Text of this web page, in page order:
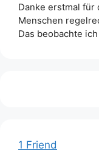
Danke erstmal für
Menschen
Das beobachte
1 Friend